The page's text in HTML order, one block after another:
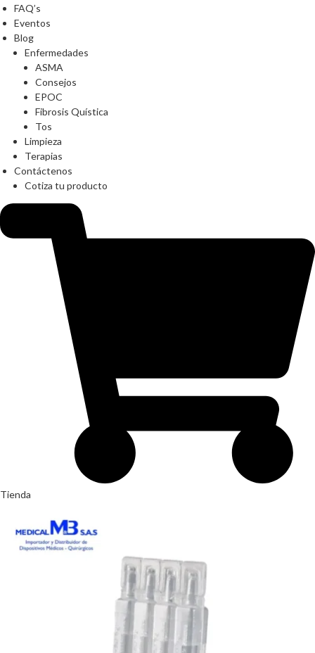
FAQ’s
Eventos
Blog
Enfermedades
ASMA
Consejos
EPOC
Fibrosis Quística
Tos
Limpieza
Terapias
Contáctenos
Cotiza tu producto
Tienda